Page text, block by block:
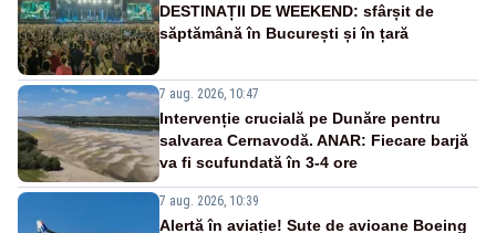
DESTINAȚII DE WEEKEND: sfârșit de
săptămână în București și în țară
7 aug. 2026, 10:47
Intervenție crucială pe Dunăre pentru
salvarea Cernavodă. ANAR: Fiecare barjă
va fi scufundată în 3-4 ore
7 aug. 2026, 10:39
Alertă în aviație! Sute de avioane Boeing